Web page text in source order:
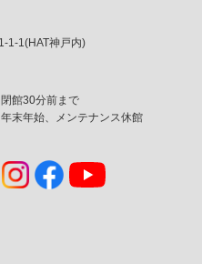
1-1(HAT神戸内)
館30分前まで
末年始、メンテナンス休館